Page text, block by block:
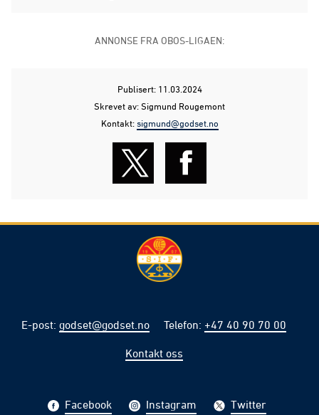
ANNONSE FRA OBOS-LIGAEN:
Publisert: 11.03.2024
Skrevet av: Sigmund Rougemont
Kontakt:sigmund@godset.no
E-post: godset@godset.no Telefon: +47 40 90 70 00
Kontakt oss
Facebook Instagram Twitter